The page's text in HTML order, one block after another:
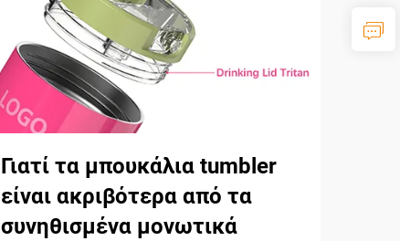
Γιατί τα μπουκάλια tumbler
είναι ακριβότερα από τα
συνηθισμένα μονωτικά